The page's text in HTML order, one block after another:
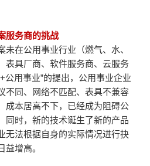
服务商的挑战
在公用事业行业（燃气、水、
表具厂商、软件服务商、云服务
公用事业”的提出，公用事业企业
不同、网络不匹配、表具不兼容
成本居高不下，已经成为阻碍公
同时，新的技术诞生了新的产品
无法根据自身的实际情况进行抉
益增高。